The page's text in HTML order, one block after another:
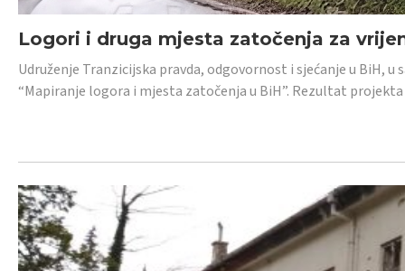
Logori i druga mjesta zatočenja za
Udruženje Tranzicijska pravda, odgovornost i sjećanje u BiH,
“Mapiranje logora i mjesta zatočenja u BiH”. Rezultat